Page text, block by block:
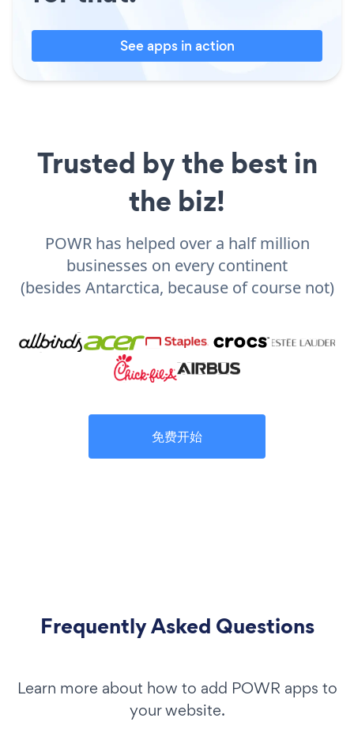
See apps in action
Trusted by the best in
the biz!
POWR has helped over a half million
businesses on every continent
(besides Antarctica, because of course not)
免费开始
Frequently Asked Questions
Learn more about how to add POWR apps to
your website.